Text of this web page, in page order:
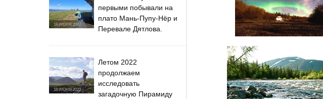
18 ИЮНЯ 2022
первыми побывали на
плато Мань-Пупу-Нёр и
Перевале Дятлова.
18 ИЮНЯ 2022
Летом 2022
продолжаем
исследовать
загадочную Пирамиду